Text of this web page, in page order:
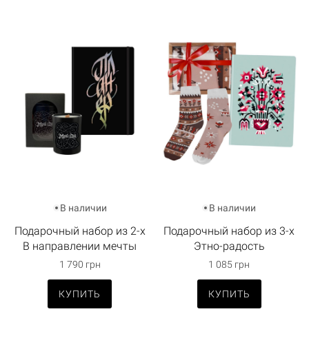
В наличии
Подарочный набор из 2-х
В направлении мечты
1 790 грн
КУПИТЬ
В наличии
Подарочный набор из 3-х
Этно-радость
1 085 грн
КУПИТЬ